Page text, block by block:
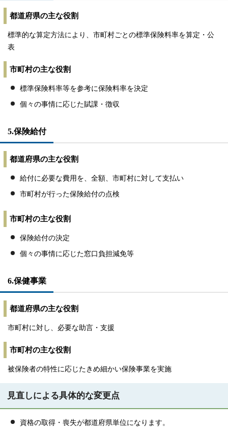
都道府県の主な役割
標準的な算定方法により、市町村ごとの標準保険料率を算定・公
表
市町村の主な役割
標準保険料率等を参考に保険料率を決定
個々の事情に応じた賦課・徴収
5.保険給付
都道府県の主な役割
給付に必要な費用を、全額、市町村に対して支払い
市町村が行った保険給付の点検
市町村の主な役割
保険給付の決定
個々の事情に応じた窓口負担減免等
6.保健事業
都道府県の主な役割
市町村に対し、必要な助言・支援
市町村の主な役割
被保険者の特性に応じたきめ細かい保険事業を実施
見直しによる具体的な変更点
資格の取得・喪失が都道府県単位になります。